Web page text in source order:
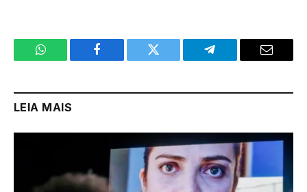
WhatsApp Facebook Twitter Telegram Email
LEIA MAIS